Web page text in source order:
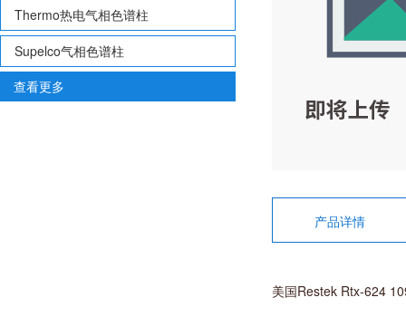
Thermo热电气相色谱柱
Supelco气相色谱柱
查看更多
产品详情
美国Restek Rtx-624